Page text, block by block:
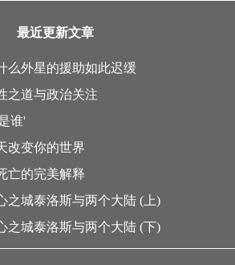
最近更新文章
么外星的援助如此迟缓
之道与政治关注
谁'
改变你的世界
亡的完美解释
之城泰洛斯与两个大陆 (上)
之城泰洛斯与两个大陆 (下)